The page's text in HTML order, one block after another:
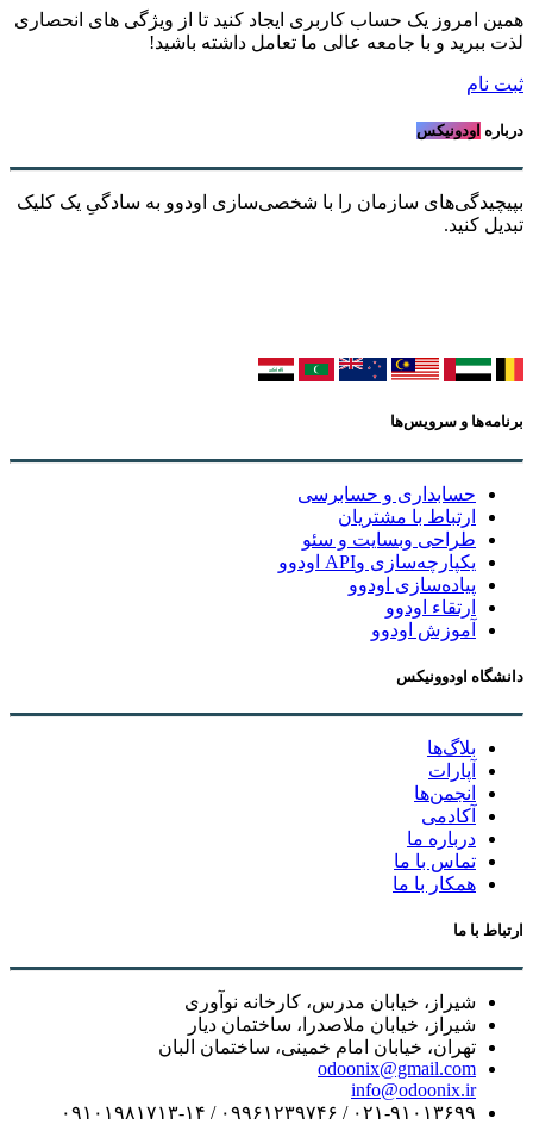
همین امروز یک حساب کاربری ایجاد کنید تا از ویژگی های انحصاری
لذت ببرید و با جامعه عالی ما تعامل داشته باشید!
ثبت نام
درباره اودونیکس
بپیچیدگی‌های سازمان را با شخصی‌سازی اودوو به سادگیِ یک کلیک
تبدیل کنید.
برنامه‌ها و سرویس‌ها
حسابداری و حسابرسی
ارتباط با مشتریان
طراحی وبسایت و سئو
یکپارچه‌سازی وAPI اودوو
پیاده‌سازی اودوو
ارتقاء اودوو
آموزش اودوو
دانشگاه اودوونیکس
بلاگ‌ها
آپارات
انجمن‌ها
آکادمی
درباره ما
تماس با ما
همکار با ما
ارتباط با ما
شیراز، خیابان مدرس، کارخانه نوآوری
شیراز، خیابان ملاصدرا، ساختمان دیار
تهران، خیابان امام خمینی، ساختمان البان
odoonix@gmail.com
info@odoonix.ir
۰۲۱-۹۱۰۱۳۶۹۹ / ۰۹۹۶۱۲۳۹۷۴۶ / ۰۹۱۰۱۹۸۱۷۱۳-۱۴